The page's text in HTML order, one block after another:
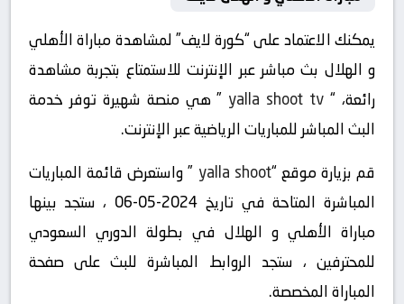
يمكنك الاعتماد على “كورة لايف” لمشاهدة مباراة الأهلي
و الهلال بث مباشر عبر الإنترنت للاستمتاع بتجربة مشاهدة
رائعة، “ yalla shoot tv ” هي منصة شهيرة توفر خدمة
البث المباشر للمباريات الرياضية عبر الإنترنت.
قم بزيارة موقع “yalla shoot ” واستعرض قائمة المباريات
المباشرة المتاحة في تاريخ 2024-05-06 ، ستجد بينها
مباراة الأهلي و الهلال في بطولة الدوري السعودي
للمحترفين ، ستجد الروابط المباشرة للبث على صفحة
المباراة المخصصة.